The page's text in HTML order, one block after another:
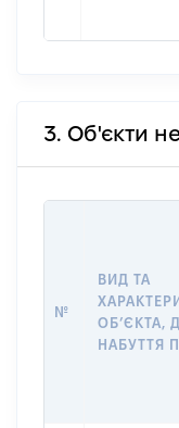
3. Об'єкти
№
ВИД ТА
ОБʼЄКТА,
НАБУТТЯ